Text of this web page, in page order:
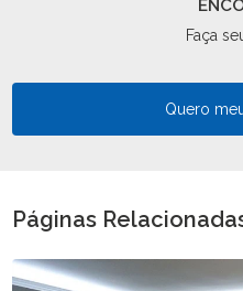
Faça
Quero
Páginas